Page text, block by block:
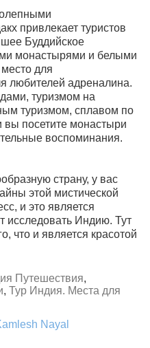
привлекает туристов
Буддийское
монастырями и белыми
для
любителей адреналина.
туризмом на
туризмом, сплавом по
посетите монастыри
воспоминания.
страну, у вас
этой мистической
и это является
исследовать Индию. Тут
что и является красотой
Путешествия,
, Тур Индия. Места для
Nayal